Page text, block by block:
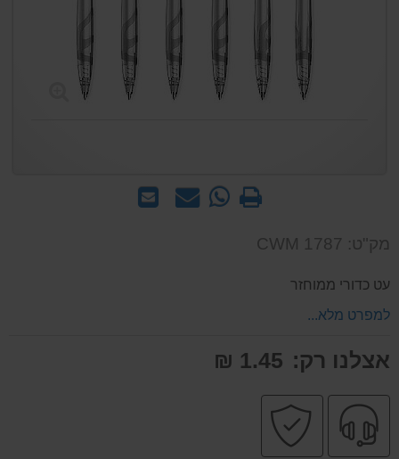
שלח
שאל WhatsApp
מק"ט: CWM 1787
עט כדורי ממוחזר
למפרט מלא...
אצלנו רק: 1.45 ₪
שירות
מקצועי